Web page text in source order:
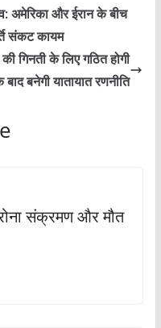
अमेरिका और ईरान के बीच
संकट कायम
के लिए गठित होगी
बनेगी यातायात रणनीति
संक्रमण और मौत